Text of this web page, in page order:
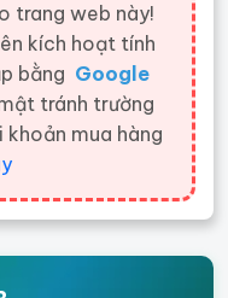
trang web này!
kích hoạt tính
bằng Google
tránh trường
mua hàng